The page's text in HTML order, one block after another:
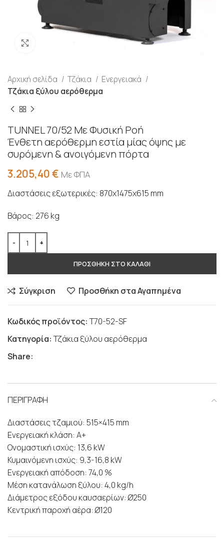
Αρχική σελίδα Τζάκια
Ενεργειακά
Τζάκια ξύλου αερόθερμα
TUNNEL 70/52 Με Φυσική Ροή
Ένθετη αερόθερμη εστία μίας όψης με
συρόμενη & ανοιγόμενη πόρτα
3.205,40€ Με ΦΠΑ
Διαστάσεις εξωτερικές: 870x1475x615 mm
Βάρος: 276 kg
ΠΡΟΣΘΗΚΗ ΣΤΟ ΚΑΛΑΘΙ
Σύγκριση Προσθήκη στα Αγαπημένα
Κωδικός προϊόντος: T70-52-SF
Κατηγορία: Τζάκια ξύλου αερόθερμα
Share:
ΠΕΡΙΓΡΑΦΗ
Διαστάσεις τζαμιού: 515×415 mm
Ενεργειακή κλάση: Α+
Ονομαστική ισχύς: 13,6 kW
Κυμαινόμενη ισχύς: 9,3-16,8 kW
Ενεργειακή απόδοση: 74,0 %
Μέση κατανάλωση ξύλου: 4,0 kg/h
Διάμετρος εξόδου καυσαερίων: Ø250
Κεντρική παροχή αέρα: Ø120